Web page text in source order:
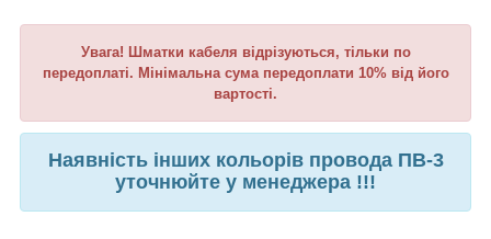
Увага! Шматки кабеля відрізуються, тільки по
передоплаті. Мінімальна сума передоплати 10% від його
вартості.
Наявність інших кольорів провода ПВ-3
уточнюйте у менеджера !!!